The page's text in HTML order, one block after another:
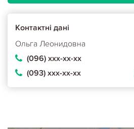
Контактні дані
Ольга Леонидовна
(096) ххх-хх-хх
(093) ххх-хх-хх